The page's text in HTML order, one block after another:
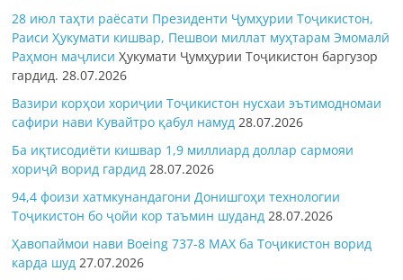
28 июл таҳти раёсати Президенти Ҷумҳурии Тоҷикистон,
Раиси Ҳукумати кишвар, Пешвои миллат муҳтарам Эмомалӣ
Раҳмон маҷлисиҲукумати Ҷумҳурии Тоҷикистон баргузор
гардид. 28.07.2026
Вазири корҳои хориҷии Тоҷикистон нусхаи эътимодномаи
сафири нави Кувайтро қабул намуд 28.07.2026
Ба иқтисодиёти кишвар 1,9 миллиард доллар сармояи
хориҷӣ ворид гардид 28.07.2026
94,4 фоизи хатмкунандагони Донишгоҳи технологии
Тоҷикистон бо ҷойи кор таъмин шуданд 28.07.2026
Ҳавопаймои нави Boeing 737-8 MAX ба Тоҷикистон ворид
карда шуд 27.07.2026